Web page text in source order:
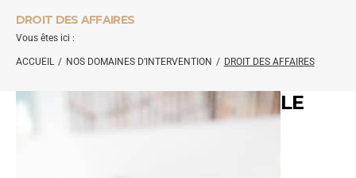
DROIT DES AFFAIRES
Vous êtes ici :
ACCUEIL / NOS DOMAINES D’INTERVENTION / DROIT DES AFFAIRES
LE